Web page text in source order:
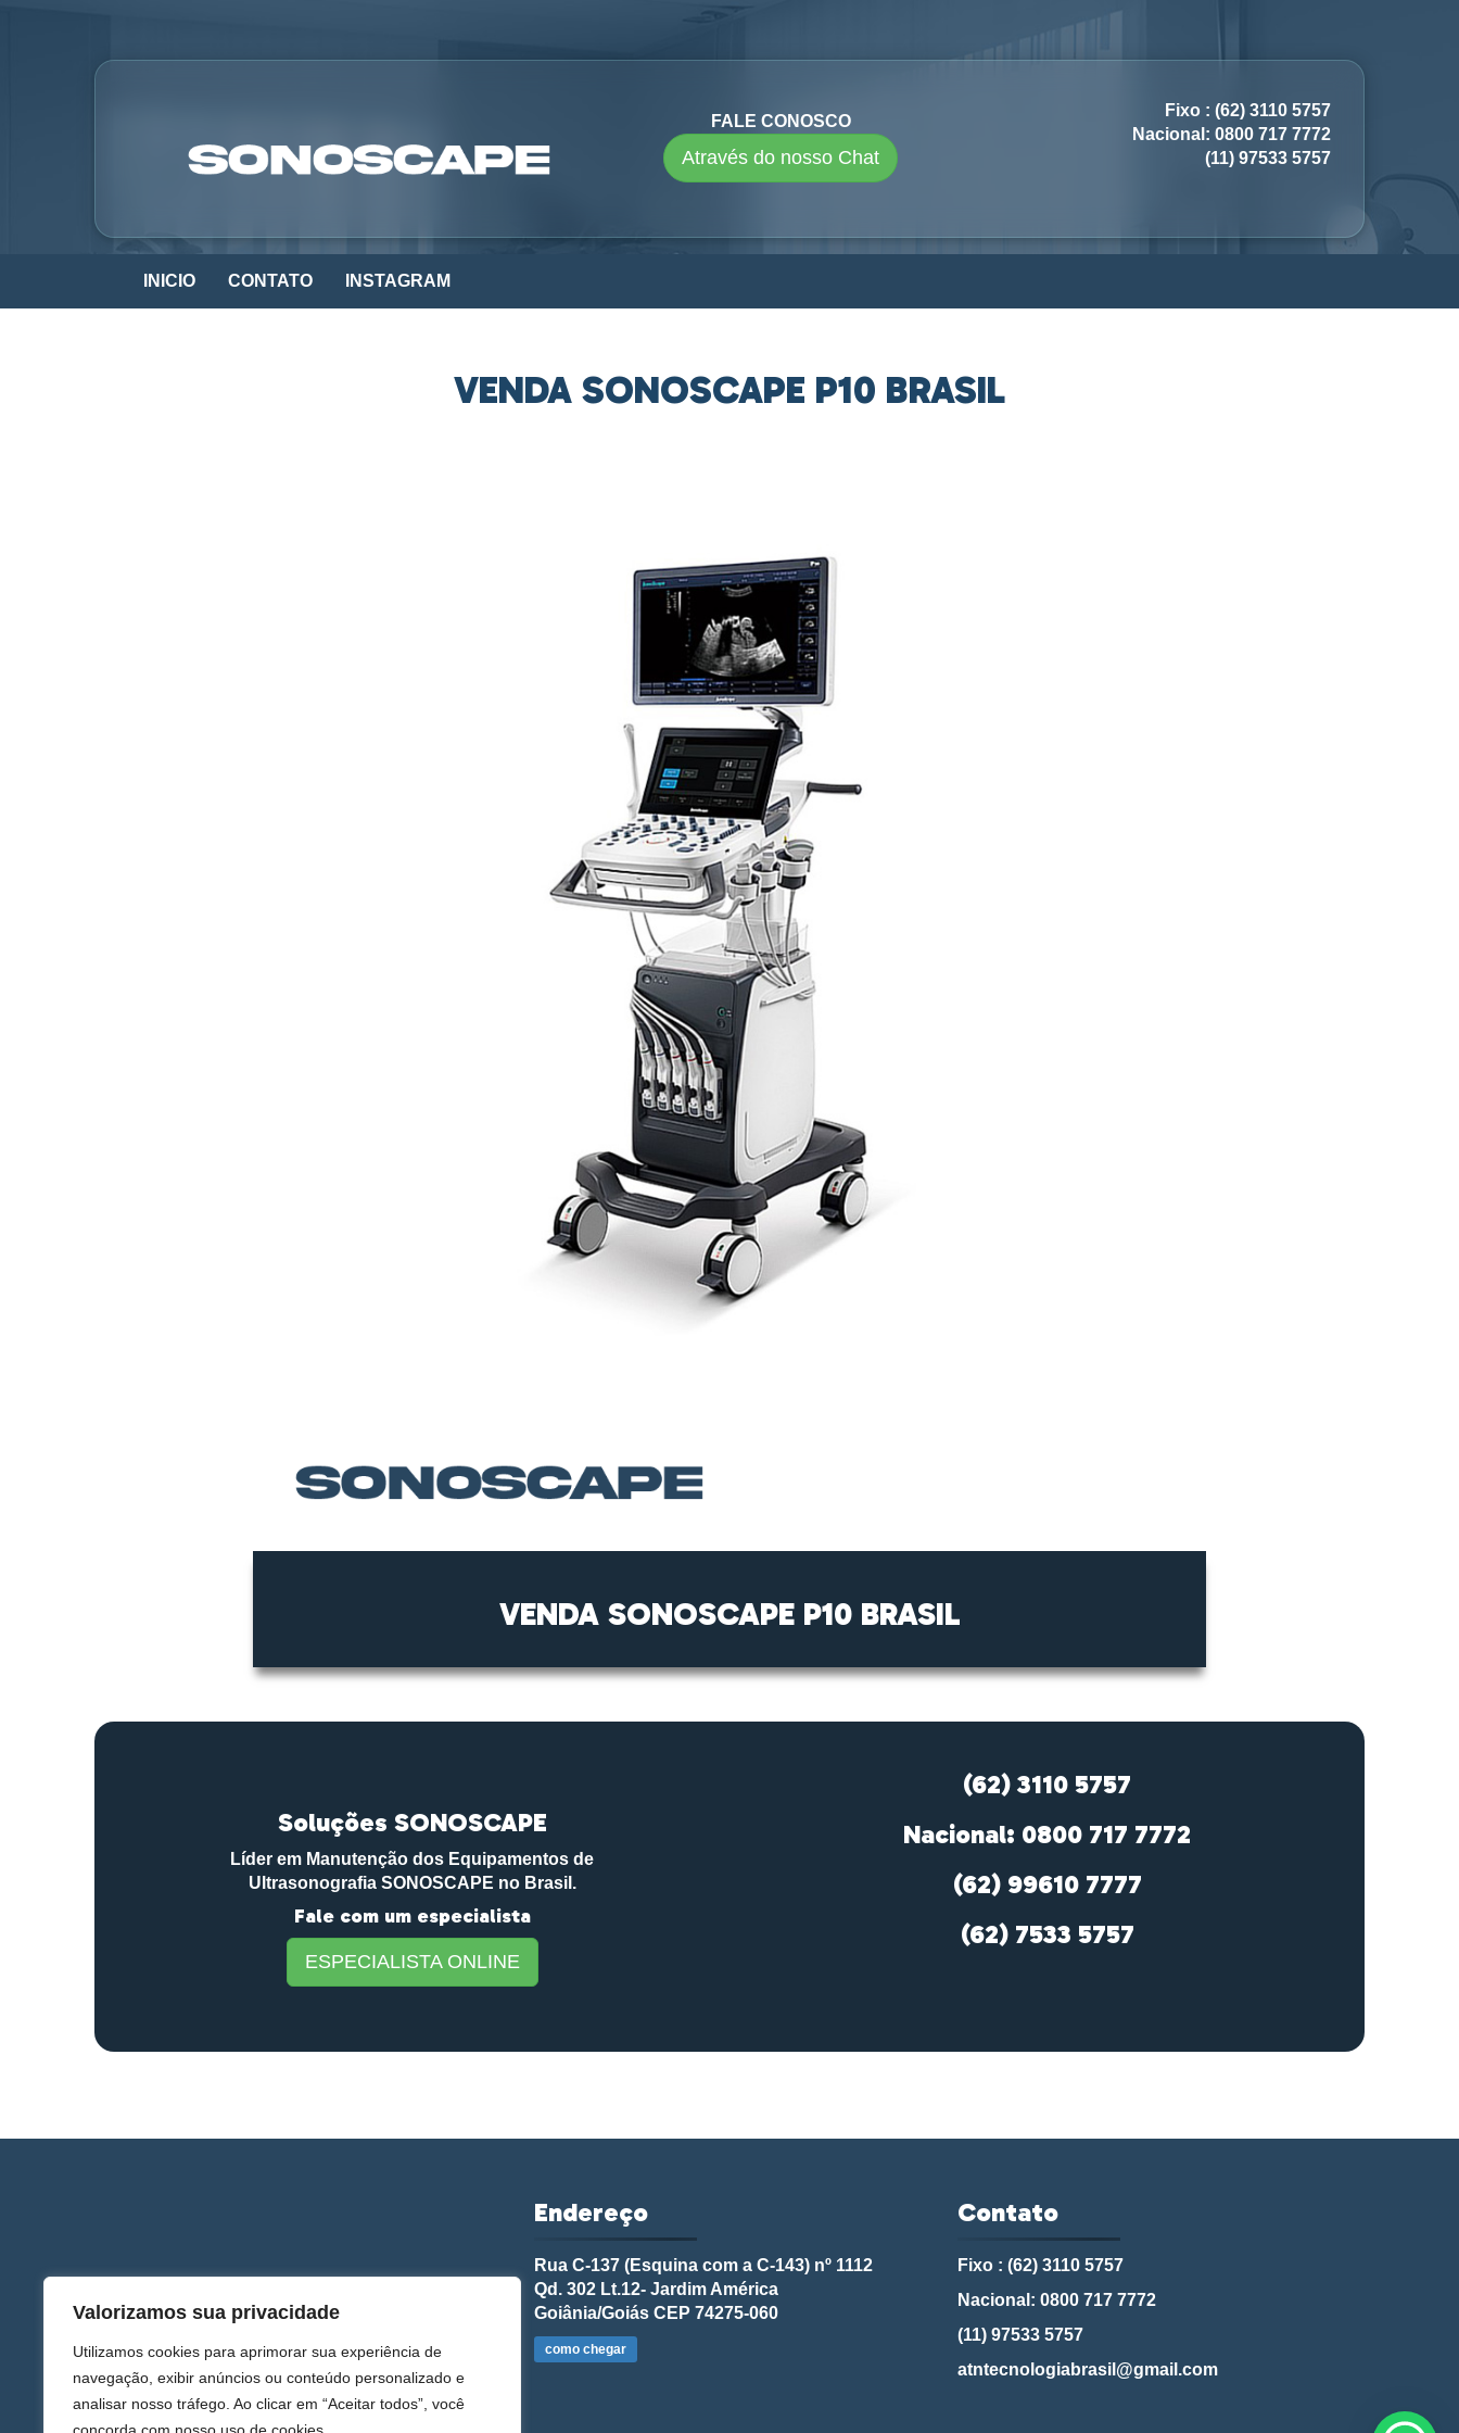
Valorizamos sua privacidade
Utilizamos cookies para aprimorar sua experiência de
navegação, exibir anúncios ou conteúdo personalizado e
analisar nosso tráfego. Ao clicar em “Aceitar todos”, você
FALE CONOSCO
Através do nosso Chat
Fixo : (62) 3110 5757
Nacional: 0800 717 7772
(11) 97533 5757
INICIO CONTATO INSTAGRAM
VENDA SONOSCAPE P10 BRASIL
VENDA SONOSCAPE P10 BRASIL
Soluções SONOSCAPE
Líder em Manutenção dos Equipamentos de
Ultrasonografia SONOSCAPE no Brasil.
Fale com um especialista
ESPECIALISTA ONLINE
(62) 3110 5757
Nacional: 0800 717 7772
(62) 99610 7777
(62) 7533 5757
Endereço
Rua C-137 (Esquina com a C-143) nº 1112
Qd. 302 Lt.12- Jardim América
Goiânia/Goiás CEP 74275-060
como chegar
Contato
Fixo : (62) 3110 5757
Nacional: 0800 717 7772
(11) 97533 5757
atntecnologiabrasil@gmail.com